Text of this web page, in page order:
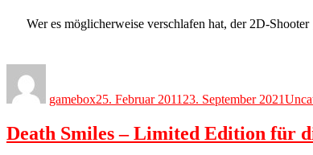
Wer es möglicherweise verschlafen hat, der 2D-Shooter
gamebox25. Februar 2011 23. September 2021
Death Smiles – Limited Edition für